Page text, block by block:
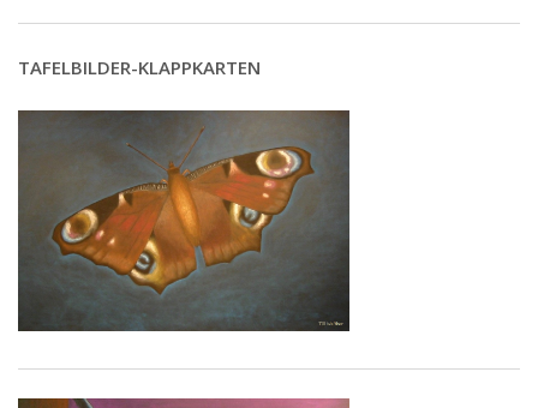
TAFELBILDER-KLAPPKARTEN